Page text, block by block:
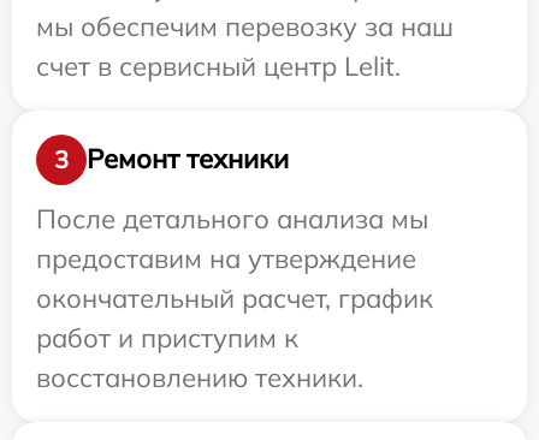
мы обеспечим перевозку за наш
счет в сервисный центр Lelit.
3
Ремонт техники
После детального анализа мы
предоставим на утверждение
окончательный расчет, график
работ и приступим к
восстановлению техники.